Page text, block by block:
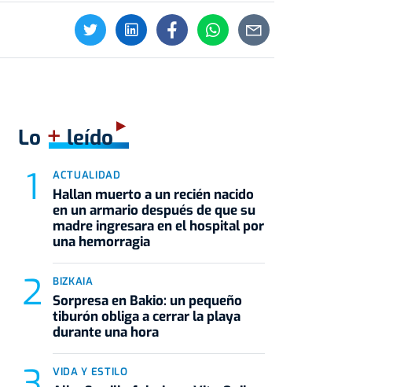
Lo +leído
ACTUALIDAD
Hallan muerto a un recién nacido
en un armario después de que su
madre ingresara en el hospital por
una hemorragia
BIZKAIA
Sorpresa en Bakio: un pequeño
tiburón obliga a cerrar la playa
durante una hora
VIDA Y ESTILO